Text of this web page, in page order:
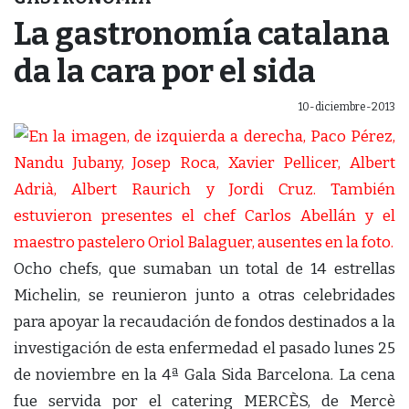
La gastronomía catalana
da la cara por el sida
10-diciembre-2013
Ocho chefs, que sumaban un total de 14 estrellas
Michelin, se reunieron junto a otras celebridades
para apoyar la recaudación de fondos destinados a la
investigación de esta enfermedad el pasado lunes 25
de noviembre en la 4ª Gala Sida Barcelona. La cena
fue servida por el catering MERCÈS, de Mercè